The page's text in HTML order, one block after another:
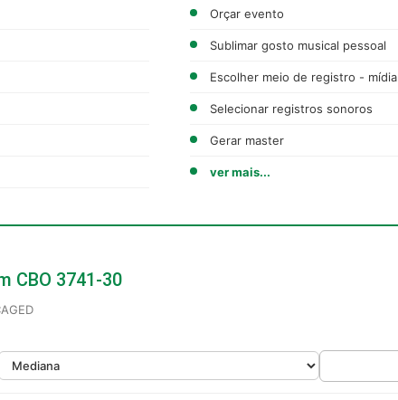
Orçar evento
Sublimar gosto musical pessoal
Escolher meio de registro - mídia
Selecionar registros sonoros
Gerar master
ver mais...
CBO 3741-30